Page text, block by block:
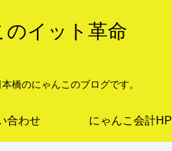
のイット革命
橋のにゃんこのブログです。
合わせ にゃんこ会計HP